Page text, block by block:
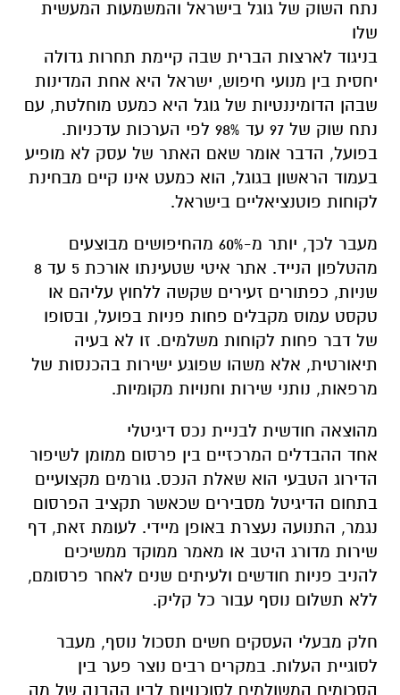
נתח השוק של גוגל בישראל והמשמעות המעשית
שלו
בניגוד לארצות הברית שבה קיימת תחרות גדולה
יחסית בין מנועי חיפוש, ישראל היא אחת המדינות
שבהן הדומיננטיות של גוגל היא כמעט מוחלטת, עם
נתח שוק של 97 עד 98% לפי הערכות עדכניות.
בפועל, הדבר אומר שאם האתר של עסק לא מופיע
בעמוד הראשון בגוגל, הוא כמעט אינו קיים מבחינת
לקוחות פוטנציאליים בישראל.
מעבר לכך, יותר מ-60% מהחיפושים מבוצעים
מהטלפון הנייד. אתר איטי שטעינתו אורכת 5 עד 8
שניות, כפתורים זעירים שקשה ללחוץ עליהם או
טקסט עמוס מקבלים פחות פניות בפועל, ובסופו
של דבר פחות לקוחות משלמים. זו לא בעיה
תיאורטית, אלא משהו שפוגע ישירות בהכנסות של
מרפאות, נותני שירות וחנויות מקומיות.
מהוצאה חודשית לבניית נכס דיגיטלי
אחד ההבדלים המרכזיים בין פרסום ממומן לשיפור
הדירוג הטבעי הוא שאלת הנכס. גורמים מקצועיים
בתחום הדיגיטל מסבירים שכאשר תקציב הפרסום
נגמר, התנועה נעצרת באופן מיידי. לעומת זאת, דף
שירות מדורג היטב או מאמר ממוקד ממשיכים
להניב פניות חודשים ולעיתים שנים לאחר פרסומם,
ללא תשלום נוסף עבור כל קליק.
חלק מבעלי העסקים חשים תסכול נוסף, מעבר
לסוגיית העלות. במקרים רבים נוצר פער בין
הסכומים המשולמים לסוכנויות לבין ההבנה של מה